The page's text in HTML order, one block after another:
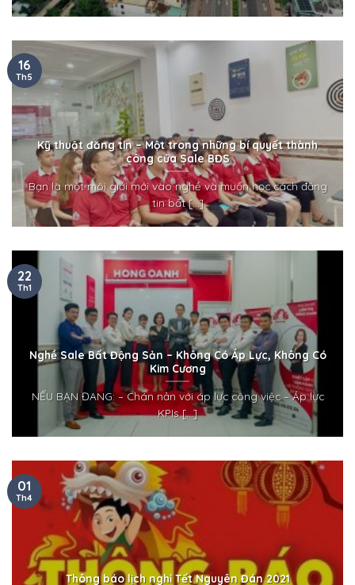
Kỹ thuật đăng tin – Một trong những bí quyết thành
công của Sale BĐS
Bạn là một môi giới mới vào nghề và muốn học cách đăng
tin bất [...]
16
Th5
Nghề Sale Bất Động Sản – Không Có Áp Lực, Không Có
Kim Cương
NẾU BẠN ĐANG: – Chán nản với áp lực công việc – Áp lực
KPIs [...]
22
Th1
Thông báo lịch nghỉ Tết Nguyên Đán 2021
01
Th4